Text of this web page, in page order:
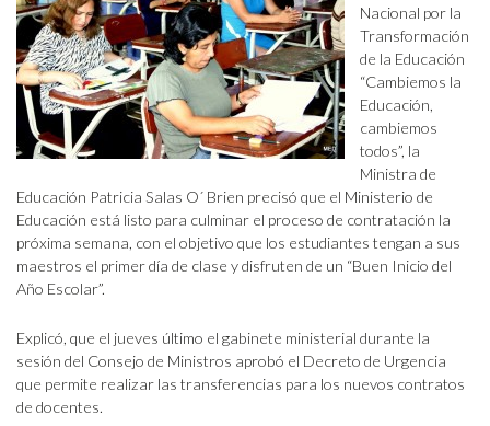
Nacional por la
Transformación
de la Educación
“Cambiemos la
Educación,
cambiemos
todos”, la
Ministra de
Educación Patricia Salas O´ Brien precisó que el Ministerio de
Educación está listo para culminar el proceso de contratación la
próxima semana, con el objetivo que los estudiantes tengan a sus
maestros el primer día de clase y disfruten de un “Buen Inicio del
Año Escolar”.
Explicó, que el jueves último el gabinete ministerial durante la
sesión del Consejo de Ministros aprobó el Decreto de Urgencia
que permite realizar las transferencias para los nuevos contratos
de docentes.